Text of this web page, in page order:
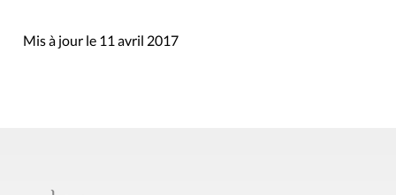
Mis à jour le 11 avril 2017